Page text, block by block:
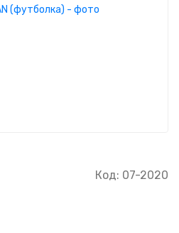
Код: 07-2020